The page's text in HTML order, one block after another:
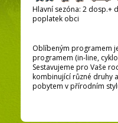
Hlavní sezóna: 2 dosp.+
poplatek obci
Oblíbeným programem
programem (in-line,
Sestavujeme pro Vaše
kombinující různé druhy
pobytem v přírodním